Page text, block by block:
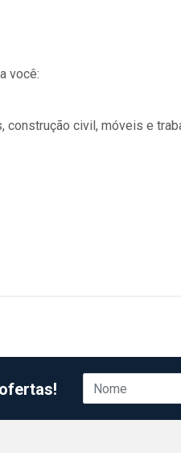
você:
civil, móveis e